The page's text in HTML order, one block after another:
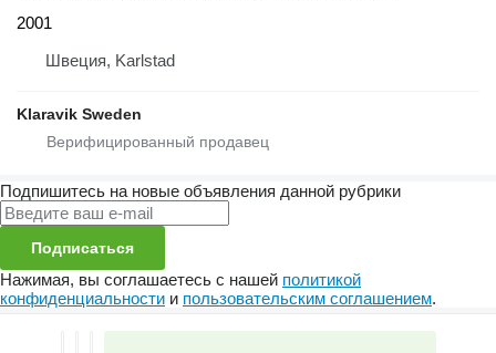
2001
Швеция, Karlstad
Klaravik Sweden
Подпишитесь на новые объявления данной рубрики
Подписаться
Нажимая, вы соглашаетесь с нашей политикой
конфиденциальности и пользовательским соглашением.